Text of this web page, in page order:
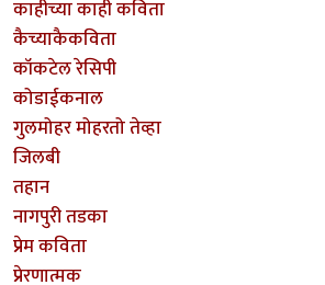
काहीच्या काही कविता
कैच्याकैकविता
कॉकटेल रेसिपी
कोडाईकनाल
गुलमोहर मोहरतो तेव्हा
जिलबी
तहान
नागपुरी तडका
प्रेम कविता
प्रेरणात्मक